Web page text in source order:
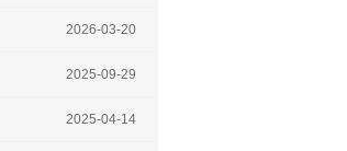
2026-03-20
2025-09-29
2025-04-14